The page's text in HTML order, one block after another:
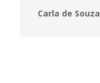
Carla de Souza